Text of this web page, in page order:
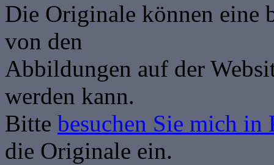
Die Originale können eine
von den
Abbildungen auf der
werden kann.
Bitte besuchen Sie mich in
die Originale ein.